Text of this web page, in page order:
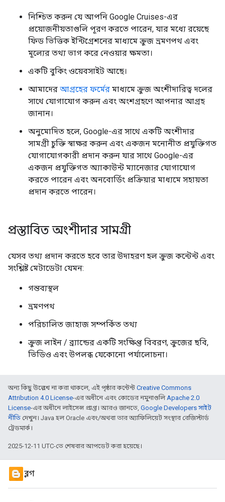
নিশ্চিত করুন যে আপনি Google Cruises-এর
প্রয়োজনীয়তাগুলি পূরণ করতে পারেন, যার মধ্যে রয়েছে
ফিড ভিত্তিক ইন্টিগ্রেশনের মাধ্যমে ক্রুজ ভ্রমণপথ এবং
মূল্যের তথ্য ভাগ করে নেওয়ার ক্ষমতা।
একটি বুকিং ওয়েবসাইট আছে।
আমাদের আগ্রহের ফর্মের মাধ্যমে ক্রুজ অংশীদারিত্ব দলের
সাথে যোগাযোগ করুন এবং অংশগ্রহণে আপনার আগ্রহ
জানান।
অনুমোদিত হলে, Google-এর সাথে একটি অংশীদার
সামগ্রী চুক্তি স্বাক্ষর করুন এবং একজন মনোনীত প্রযুক্তিগত
যোগাযোগকারী প্রদান করুন যার সাথে Google-এর
একজন প্রযুক্তিগত অ্যাকাউন্ট ম্যানেজার যোগাযোগ
করতে পারেন এবং অনবোর্ডিং প্রক্রিয়ার মাধ্যমে সহায়তা
প্রদান করতে পারেন।
প্রস্তাবিত অংশীদার সামগ্রী
যেসব তথ্য প্রদান করতে হবে তার উদাহরণ হল ক্রুজ কন্টেন্ট এবং
সংশ্লিষ্ট মেটাডেটা যেমন:
গন্তব্যস্থল
ভ্রমণপথ
পরিচালিত জাহাজ সম্পর্কিত তথ্য
ক্রুজ লাইন / ব্র্যান্ডের একটি সংক্ষিপ্ত বিবরণ, ক্রুজের ছবি,
ভিডিও এবং উপলব্ধ যেকোনো পর্যালোচনা।
অন্য কিছু উল্লেখ না করা থাকলে, এই পৃষ্ঠার কন্টেন্ট Creative Commons
Attribution 4.0 License-এর অধীনে এবং কোডের নমুনাগুলি Apache 2.0
License-এর অধীনে লাইসেন্স প্রাপ্ত। আরও জানতে, Google Developers সাইট
নীতি দেখুন। Java হল Oracle এবং/অথবা তার অ্যাফিলিয়েট সংস্থার রেজিস্টার্ড
ট্রেডমার্ক।
2025-12-11 UTC-তে শেষবার আপডেট করা হয়েছে।
ব্লগ